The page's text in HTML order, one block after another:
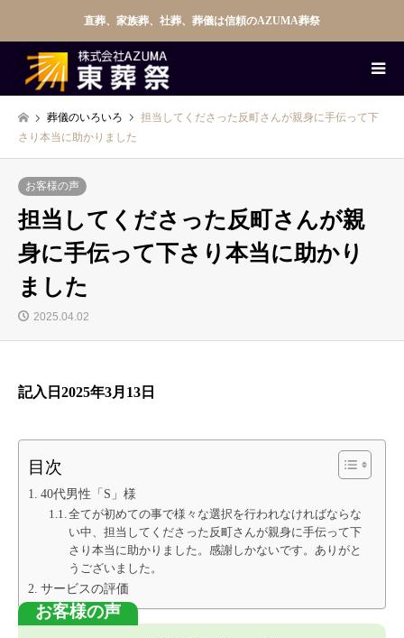
直葬、家族葬、社葬、葬儀は信頼のAZUMA葬祭
葬儀のいろいろ
担当してくださった反町さんが親身に手伝って下
さり本当に助かりました
お客様の声
担当してくださった反町さんが親
身に手伝って下さり本当に助かり
ました
2025.04.02
記入日2025年3月13日
目次
40代男性「S」様
全てが初めての事で様々な選択を行われなければならな
い中、担当してくださった反町さんが親身に手伝って下
さり本当に助かりました。感謝しかないです。ありがと
うございました。
サービスの評価